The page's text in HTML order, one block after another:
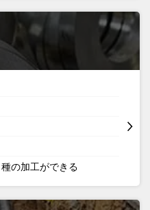
の加工ができる